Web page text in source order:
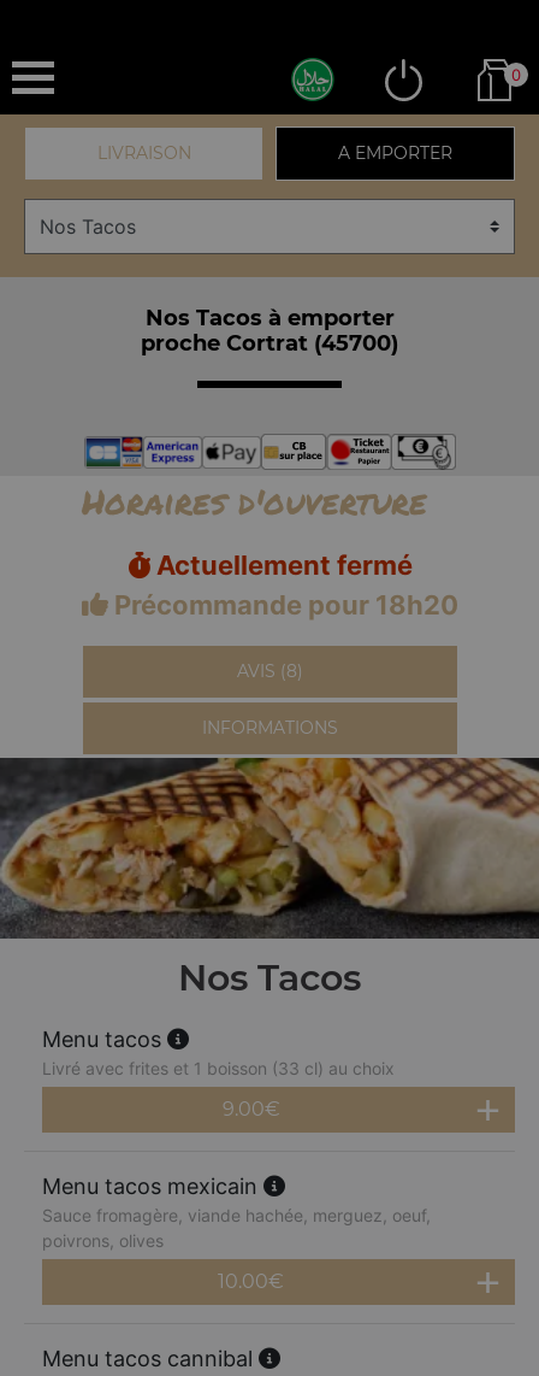
0
LIVRAISON A EMPORTER
Nos Tacos à emporter
proche Cortrat (45700)
Horaires d'ouverture
Actuellement fermé
Précommande pour 18h20
AVIS (8)
INFORMATIONS
Nos Tacos
Menu tacos
Livré avec frites et 1 boisson (33 cl) au choix
9.00€
Menu tacos mexicain
Sauce fromagère, viande hachée, merguez, oeuf,
poivrons, olives
10.00€
Menu tacos cannibal